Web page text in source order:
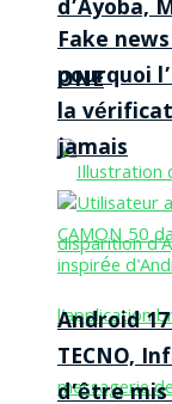
d’Ayoba,
ONE
Fake
pourquoi
la
jamais
Android
TECNO,
d’être